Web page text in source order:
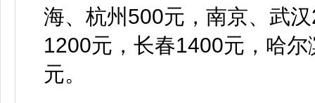
海、杭州500元，南京、武
1200元，长春1400元，哈
元。